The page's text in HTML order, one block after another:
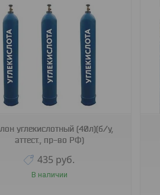
углекислотный (40л)(б/у,
аттест., пр-во РФ)
435 руб.
В наличии